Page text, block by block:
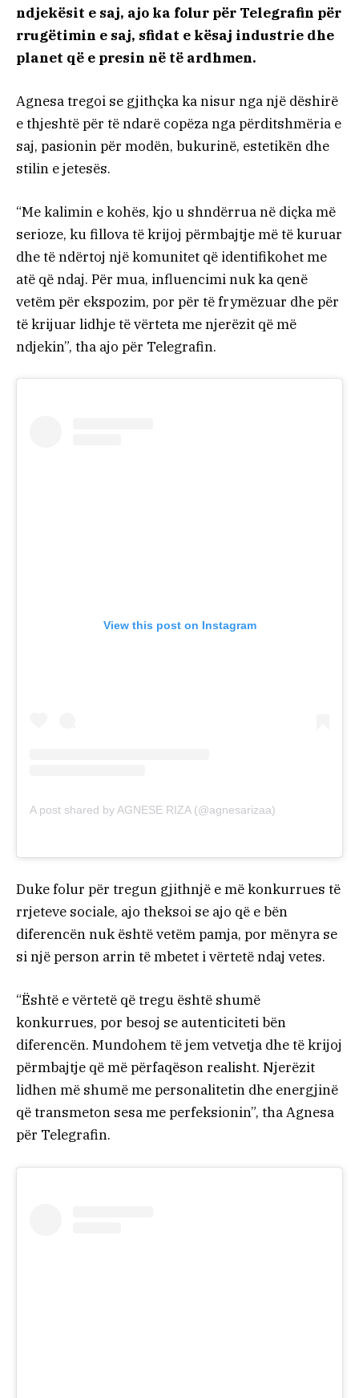
ndjekësit e saj, ajo ka folur për Telegrafin për
rrugëtimin e saj, sfidat e kësaj industrie dhe
planet që e presin në të ardhmen.
Agnesa tregoi se gjithçka ka nisur nga një dëshirë
e thjeshtë për të ndarë copëza nga përditshmëria e
saj, pasionin për modën, bukurinë, estetikën dhe
stilin e jetesës.
“Me kalimin e kohës, kjo u shndërrua në diçka më
serioze, ku fillova të krijoj përmbajtje më të kuruar
dhe të ndërtoj një komunitet që identifikohet me
atë që ndaj. Për mua, influencimi nuk ka qenë
vetëm për ekspozim, por për të frymëzuar dhe për
të krijuar lidhje të vërteta me njerëzit që më
ndjekin”, tha ajo për Telegrafin.
View this post on Instagram
A post shared by AGNESE RIZA (@agnesarizaa)
Duke folur për tregun gjithnjë e më konkurrues të
rrjeteve sociale, ajo theksoi se ajo që e bën
diferencën nuk është vetëm pamja, por mënyra se
si një person arrin të mbetet i vërtetë ndaj vetes.
“Është e vërtetë që tregu është shumë
konkurrues, por besoj se autenticiteti bën
diferencën. Mundohem të jem vetvetja dhe të krijoj
përmbajtje që më përfaqëson realisht. Njerëzit
lidhen më shumë me personalitetin dhe energjinë
që transmeton sesa me perfeksionin”, tha Agnesa
për Telegrafin.